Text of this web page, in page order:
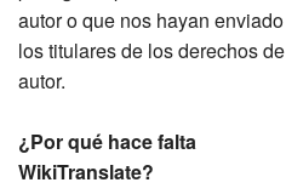
autor o que nos hayan enviado
los titulares de los derechos de
autor.
¿Por qué hace falta
WikiTranslate?